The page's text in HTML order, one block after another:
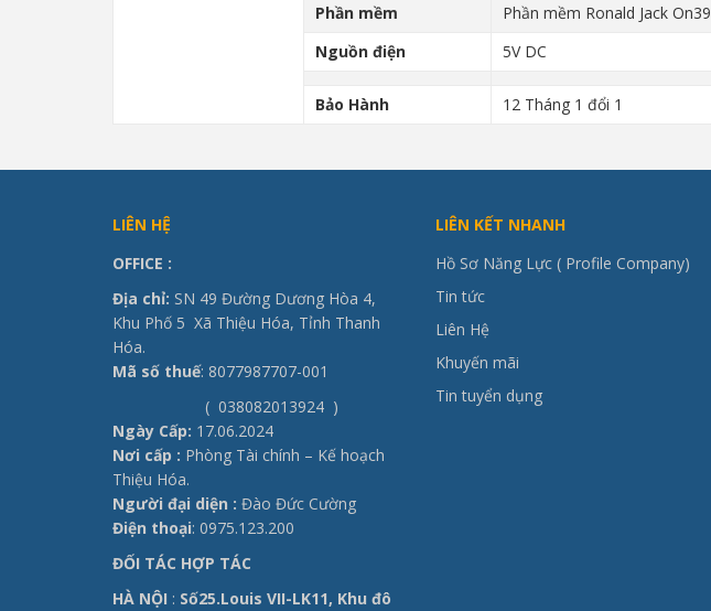
Phần mềm
Phần mềm Ronald Jack On39
Nguồn điện
5V DC
Bảo Hành 12 Tháng 1 đổi 1
LIÊN HỆ
OFFICE :
Địa chỉ: SN 49 Đường Dương Hòa 4,
Khu Phố 5 Xã Thiệu Hóa, Tỉnh Thanh
Hóa.
Mã số thuế: 8077987707-001
( 038082013924 )
Ngày Cấp: 17.06.2024
Nơi cấp : Phòng Tài chính – Kế hoạch
Thiệu Hóa.
Người đại diện : Đào Đức Cường
Điện thoại: 0975.123.200
ĐỐI TÁC HỢP TÁC
HÀ NỘI : Số25.Louis VII-LK11, Khu đô
LIÊN KẾT NHANH
Hồ Sơ Năng Lực ( Profile Company)
Tin tức
Liên Hệ
Khuyến mãi
Tin tuyển dụng